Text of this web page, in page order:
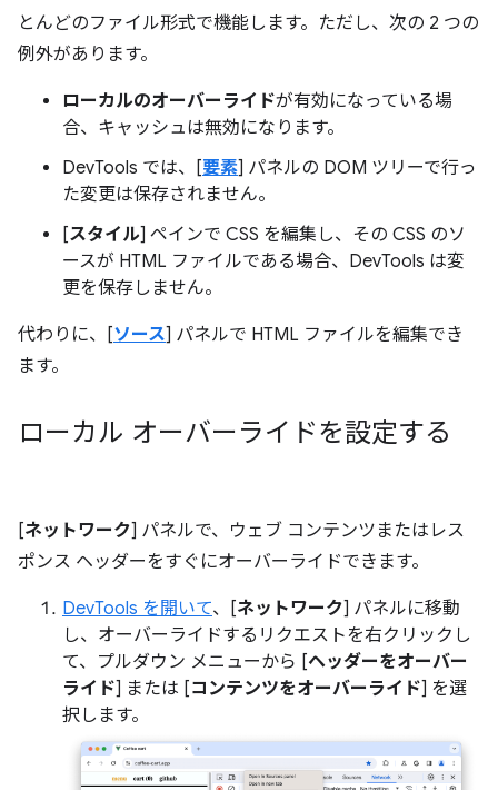
とんどのファイル形式で機能します。ただし、次の 2 つの
例外があります。
ローカルのオーバーライドが有効になっている場
合、キャッシュは無効になります。
DevTools では、[要素] パネルの DOM ツリーで行っ
た変更は保存されません。
[スタイル] ペインで CSS を編集し、その CSS のソ
ースが HTML ファイルである場合、DevTools は変
更を保存しません。
代わりに、[ソース] パネルで HTML ファイルを編集でき
ます。
ローカル オーバーライドを設定する
[ネットワーク] パネルで、ウェブ コンテンツまたはレス
ポンス ヘッダーをすぐにオーバーライドできます。
DevTools を開いて、[ネットワーク] パネルに移動
し、オーバーライドするリクエストを右クリックし
て、プルダウン メニューから [ヘッダーをオーバー
ライド] または [コンテンツをオーバーライド] を選
択します。